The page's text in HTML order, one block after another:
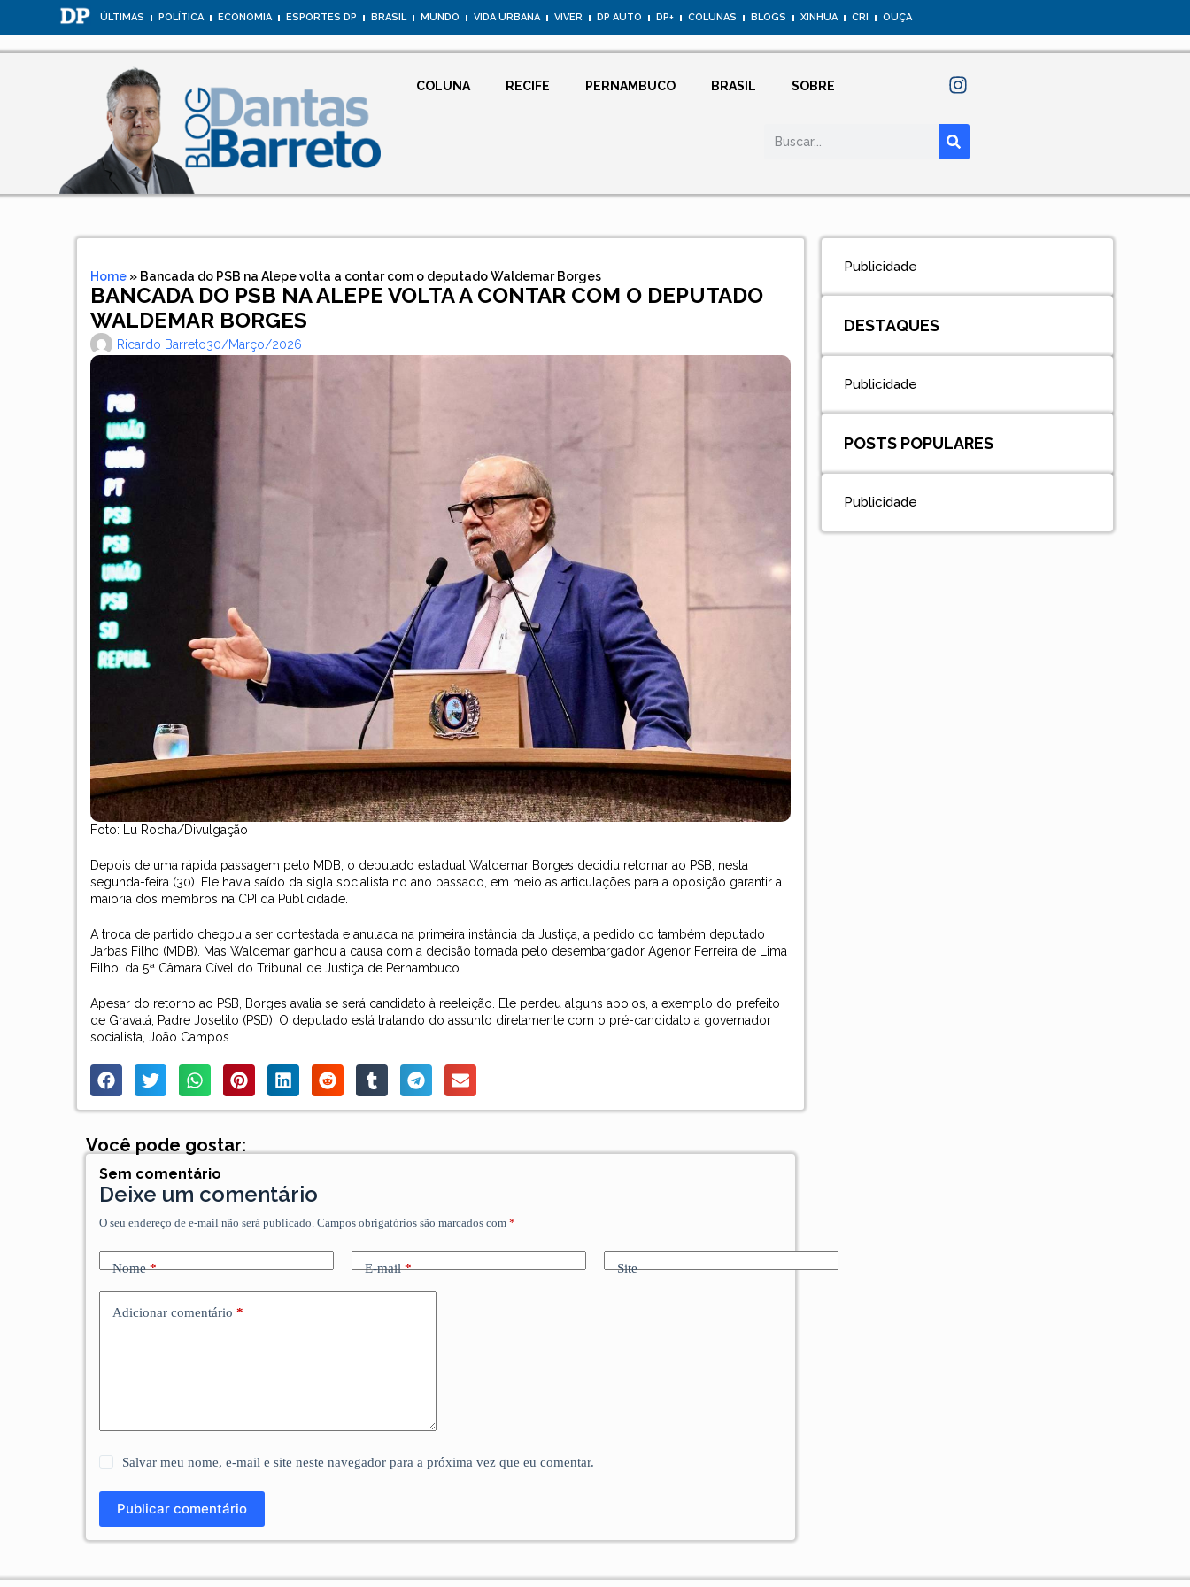
ÚLTIMAS POLÍTICA ECONOMIA ESPORTES DP BRASIL MUNDO VIDA URBANA VIVER DP AUTO DP+ COLUNAS BLOGS XINHUA CRI OUÇA
COLUNA RECIFE PERNAMBUCO BRASIL SOBRE
Home » Bancada do PSB na Alepe volta a contar com o deputado Waldemar Borges
BANCADA DO PSB NA ALEPE VOLTA A CONTAR COM O DEPUTADO
WALDEMAR BORGES
Ricardo Barreto30/março/2026
Foto: Lu Rocha/Divulgação
Depois de uma rápida passagem pelo MDB, o deputado estadual Waldemar Borges decidiu retornar ao PSB, nesta
segunda-feira (30). Ele havia saído da sigla socialista no ano passado, em meio as articulações para a oposição garantir a
maioria dos membros na CPI da Publicidade.
A troca de partido chegou a ser contestada e anulada na primeira instância da Justiça, a pedido do também deputado
Jarbas Filho (MDB). Mas Waldemar ganhou a causa com a decisão tomada pelo desembargador Agenor Ferreira de Lima
Filho, da 5ª Câmara Cível do Tribunal de Justiça de Pernambuco.
Apesar do retorno ao PSB, Borges avalia se será candidato à reeleição. Ele perdeu alguns apoios, a exemplo do prefeito
de Gravatá, Padre Joselito (PSD). O deputado está tratando do assunto diretamente com o pré-candidato a governador
socialista, João Campos.
Você pode gostar:
Sem comentário
Deixe um comentário
O seu endereço de e-mail não será publicado. Campos obrigatórios são marcados com*
Nome* E-mail* Site
Adicionar comentário *
Salvar meu nome, e-mail e site neste navegador para a próxima vez que eu comentar.
Publicar comentário
Publicidade
DESTAQUES
Publicidade
POSTS POPULARES
Publicidade